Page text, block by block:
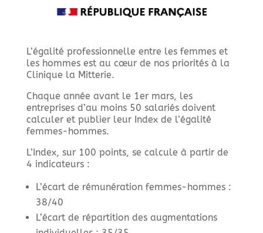
L’égalité professionnelle entre les femmes et
les hommes est au cœur de nos priorités à la
Clinique la Mitterie.
Chaque année avant le 1er mars, les
entreprises d’au moins 50 salariés doivent
calculer et publier leur Index de l’égalité
femmes-hommes.
L’Index, sur 100 points, se calcule à partir de
4 indicateurs :
L’écart de rémunération femmes-hommes :
38/40
L’écart de répartition des augmentations